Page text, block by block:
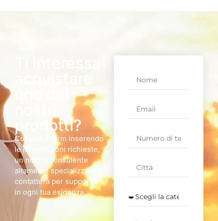
prodotti?
Compila il form inserendo
le informazioni richieste,
un nostro consulente
altamente specializzato ti
contatterà per supportarti
in ogni tua esigenza.